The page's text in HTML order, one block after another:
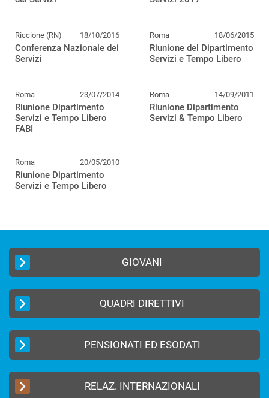
Riccione (RN) 18/10/2016
Conferenza Nazionale dei
Servizi
Roma 18/06/2015
Riunione del Dipartimento
Servizi e Tempo Libero
Roma 23/07/2014
Riunione Dipartimento
Servizi e Tempo Libero
FABI
Roma 14/09/2011
Riunione Dipartimento
Servizi & Tempo Libero
Roma 20/05/2010
Riunione Dipartimento
Servizi e Tempo Libero
GIOVANI
QUADRI DIRETTIVI
PENSIONATI ED ESODATI
RELAZ. INTERNAZIONALI